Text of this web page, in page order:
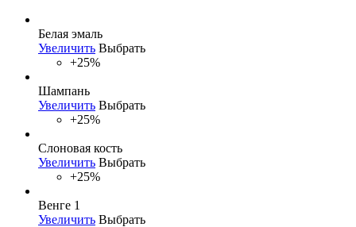
Белая эмаль
Увеличить Выбрать
+25%
Шампань
Увеличить Выбрать
+25%
Слоновая кость
Увеличить Выбрать
+25%
Венге 1
Увеличить Выбрать